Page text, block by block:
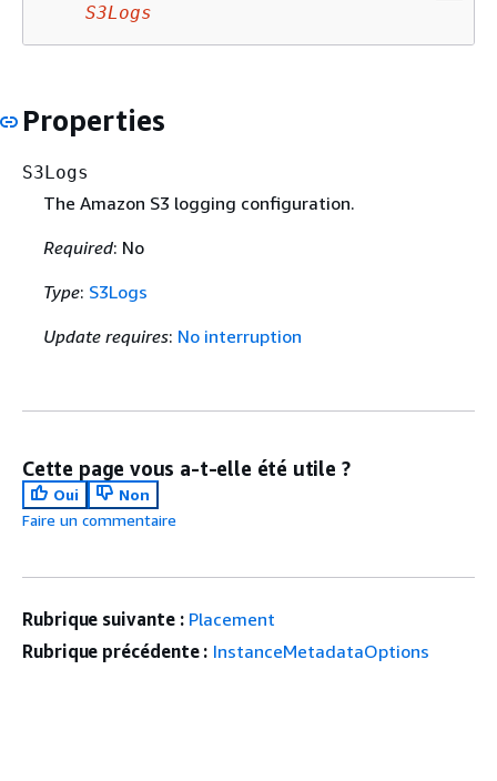
S3Logs
Properties
S3Logs
The Amazon S3 logging configuration.
Required: No
Type: S3Logs
Update requires: No interruption
Cette page vous a-t-elle été utile ?
Oui
Non
Faire un commentaire
Rubrique suivante : Placement
Rubrique précédente : InstanceMetadataOptions